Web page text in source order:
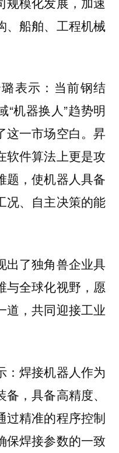
、船舶、工程机械
表示： 当前钢结
机器换人”趋势明
这一市场空白。昇
软件算法上更是攻
题，使机器人具备
况、自主决策的能
出了独角兽企业具
与全球化视野，愿
道，共同迎接工业
：焊接机器人作为
，具备高精度、
过精准的程序控制
保焊接参数的一致